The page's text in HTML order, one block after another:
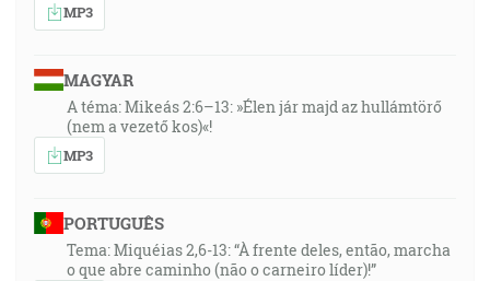
MP3
MAGYAR
A téma: Mikeás 2:6–13: »Élen jár majd az hullámtörő
(nem a vezető kos)«!
MP3
PORTUGUÊS
Tema: Miquéias 2,6-13: “À frente deles, então, marcha
o que abre caminho (não o carneiro líder)!”